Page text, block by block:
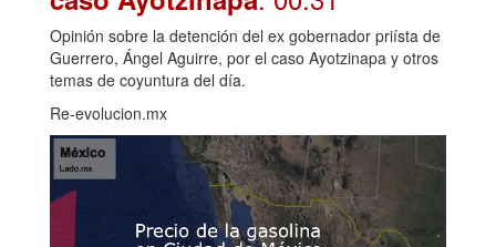
Opinión sobre la detención del ex gobernador priísta de
Guerrero, Ángel Aguirre, por el caso Ayotzinapa y otros
temas de coyuntura del día.
Re-evolucion.mx